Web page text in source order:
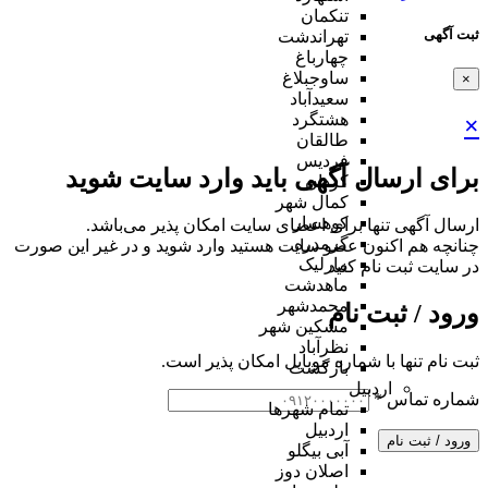
ثبت آگهی
×
×
برای ارسال آگهی باید وارد سایت شوید
ارسال آگهی تنها برای اعضای سایت امکان پذیر می‌باشد.
چنانچه هم‌ اکنون عضو سایت هستید وارد شوید و در غیر این صورت
در سایت ثبت نام کنید
ورود / ثبت نام
ثبت نام تنها با شماره موبایل امکان پذیر است.
شماره تماس*
ورود / ثبت نام
تنکمان
تهراندشت
چهارباغ
ساوجبلاغ
سعیدآباد
هشتگرد
طالقان
فردیس
کردان
کمال شهر
کوهسار
گرمدره
مارلیک
ماهدشت
محمدشهر
مشکین شهر
نظرآباد
بازگشت
اردبیل
تمام شهر‌ها
اردبیل
آبی بیگلو
اصلان دوز